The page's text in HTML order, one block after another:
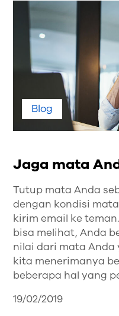
Blog
Jaga mata
Tutup mata Anda
dengan kondisi
kirim email ke
bisa melihat, Anda
nilai dari mata Anda
kita menerimanya
beberapa hal yang
19/02/2019